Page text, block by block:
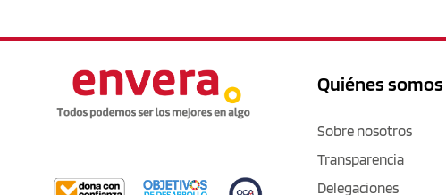
Quiénes somos
Sobre nosotros
Transparencia
Delegaciones